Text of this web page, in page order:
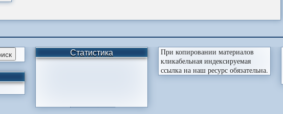
Статистика
При копировании материалов
кликабельная индексируемая
ссылка на наш ресурс обязательна.